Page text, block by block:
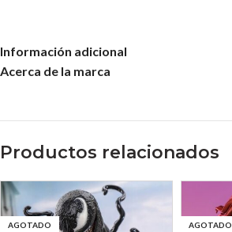
Información adicional
Acerca de la marca
Productos relacionados
AGOTADO AGOTADO